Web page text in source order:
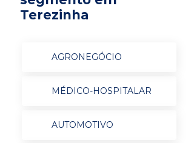
Terezinha
AGRONEGÓCIO
MÉDICO-HOSPITALAR
AUTOMOTIVO